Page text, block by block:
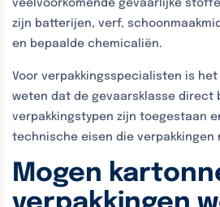
veelvoorkomende gevaarlijke
zijn batterijen, verf,
en bepaalde chemicaliën.
Voor verpakkingsspecialisten is
weten dat de gevaarsklasse direct
verpakkingstypen zijn toegestaan
technische eisen die verpakkingen
Mogen